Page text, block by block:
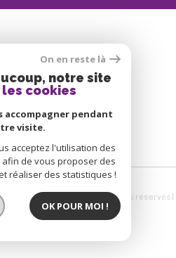
© 2026 | Tous droits réservés
On en reste là
notre site
cookies
accompagner pendant
visite.
acceptez l'utilisation des
de vous proposer des
réaliser des statistiques !
OK POUR MOI !